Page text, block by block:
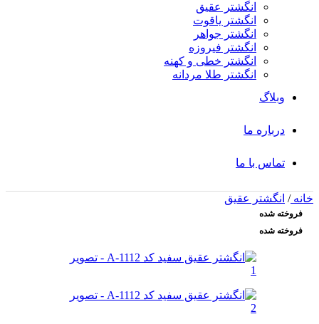
انگشتر عقیق
انگشتر یاقوت
انگشتر جواهر
انگشتر فیروزه
انگشتر خطی و کهنه
انگشتر طلا مردانه
وبلاگ
درباره ما
تماس با ما
خانه/ انگشتر عقیق
فروخته شده
فروخته شده